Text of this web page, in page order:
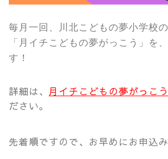
毎月一回、川北こどもの夢小学校
「月イチこどもの夢がっこう」を
す！
詳細は、 月イチこどもの夢がっこ
ださい。
先着順ですので、お早めにお申込み